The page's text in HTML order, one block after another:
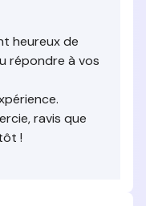
heureux de
répondre à vos
ravis que
!